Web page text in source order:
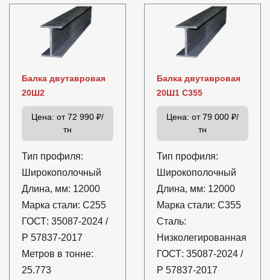
Балка двутавровая
20Ш2
Цена: от 72 990 ₽/
тн
Тип профиля:
Широкополочный
Длина, мм: 12000
Марка стали: С255
ГОСТ: 35087-2024 /
Р 57837-2017
Метров в тонне:
25.773
Балка двутавровая
20Ш1 С355
Цена: от 79 000 ₽/
тн
Тип профиля:
Широкополочный
Длина, мм: 12000
Марка стали: С355
Сталь:
Низколегированная
ГОСТ: 35087-2024 /
Р 57837-2017